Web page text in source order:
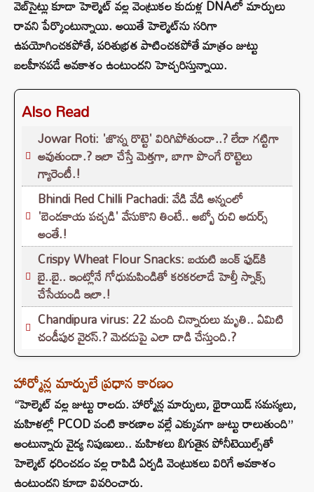
వెబ్‌సైట్లు కూడా హెల్మెట్ వల్ల వెంట్రుకల కుదుళ్ల DNAలో మార్పులు
రావని పేర్కొంటున్నాయి. అయితే హెల్మెట్‌ను సరిగా
ఉపయోగించకపోతే, పరిశుభ్రత పాటించకపోతే మాత్రం జుట్టు
బలహీనపడే అవకాశం ఉంటుందని హెచ్చరిస్తున్నాయి.
Also Read
Jowar Roti: 'జొన్న రొట్టె' విరిగిపోతుందా..? లేదా గట్టిగా
అవుతుందా.? ఇలా చేస్తే మెత్తగా, బాగా పొంగే రొట్టెలు
గ్యారెంటీ.!
Bhindi Red Chilli Pachadi: వేడి వేడి అన్నంలో
'బెండకాయ పచ్చడి' వేసుకొని తింటే.. అబ్బో రుచి అదుర్స్
అంతే.!
Crispy Wheat Flour Snacks: బయటి జంక్ ఫుడ్‌కి
బై..బై.. ఇంట్లోనే గోధుమపిండితో కరకరలాడే హెల్తీ స్నాక్స్
చేసేయండి ఇలా.!
Chandipura virus: 22 మంది చిన్నారులు మృతి.. ఏమిటి
చండీపుర వైరస్.? మెదడుపై ఎలా దాడి చేస్తుంది.?
హార్మోన్ల మార్పులే ప్రధాన కారణం
“హెల్మెట్ వల్ల జుట్టు రాలదు. హార్మోన్ల మార్పులు, థైరాయిడ్ సమస్యలు,
మహిళల్లో PCOD వంటి కారణాల వల్లే ఎక్కువగా జుట్టు రాలుతుంది”
అంటున్నారు వైద్య నిపుణులు.. మహిళలు బిగుతైన పోనీటెయిల్స్‌తో
హెల్మెట్ ధరించడం వల్ల రాపిడి ఏర్పడి వెంట్రుకలు విరిగే అవకాశం
ఉంటుందని కూడా వివరించారు.